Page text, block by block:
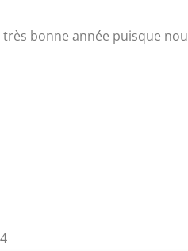
bonne année puisque